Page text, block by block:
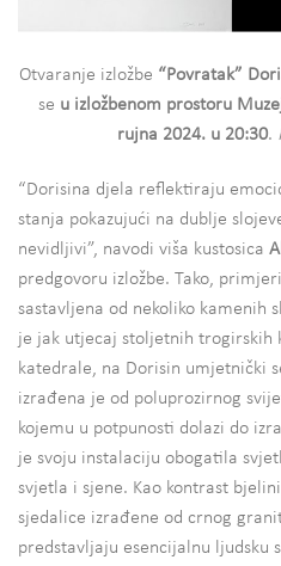
Otvaranje izložbe “Povratak”
se u izložbenom prostoru
rujna 2024. u 20:30.
“Dorisina djela reflektiraju
stanja pokazujući na dublje
nevidljivi”, navodi viša kustosica
predgovoru izložbe. Tako,
sastavljena od nekoliko kamenih
je jak utjecaj stoljetnih trogirskih
katedrale, na Dorisin umjetnički
izrađena je od poluprozirnog
kojemu u potpunosti dolazi do
je svoju instalaciju obogatila
svjetla i sjene. Kao kontrast
sjedalice izrađene od crnog
predstavljaju esencijalnu ljudsku